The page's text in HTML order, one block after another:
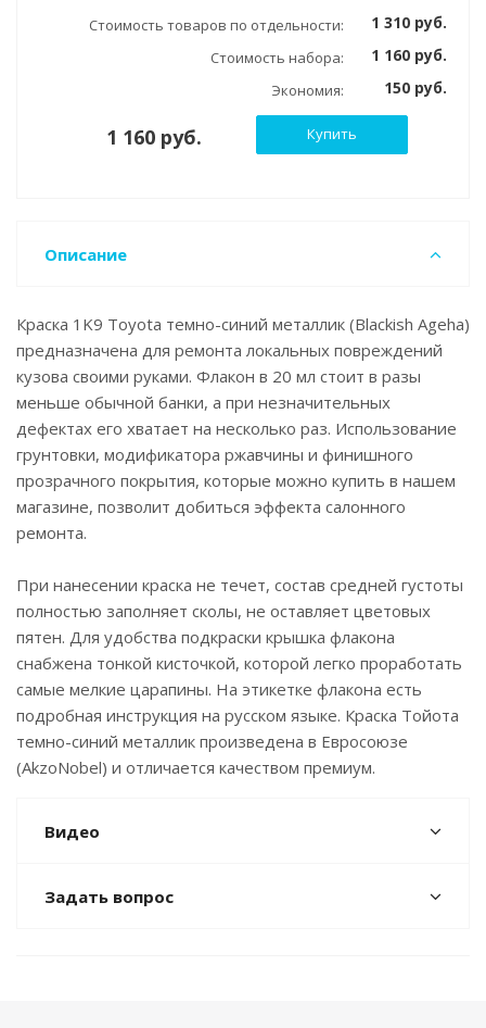
Стоимость товаров по отдельности: 1 310 руб.
Стоимость набора: 1 160 руб.
Экономия: 150 руб.
1 160 руб. Купить
Описание
Краска 1K9 Toyota темно-синий металлик (Blackish Ageha)
предназначена для ремонта локальных повреждений
кузова своими руками. Флакон в 20 мл стоит в разы
меньше обычной банки, а при незначительных
дефектах его хватает на несколько раз. Использование
грунтовки, модификатора ржавчины и финишного
прозрачного покрытия, которые можно купить в нашем
магазине, позволит добиться эффекта салонного
ремонта.
При нанесении краска не течет, состав средней густоты
полностью заполняет сколы, не оставляет цветовых
пятен. Для удобства подкраски крышка флакона
снабжена тонкой кисточкой, которой легко проработать
самые мелкие царапины. На этикетке флакона есть
подробная инструкция на русском языке. Краска Тойота
темно-синий металлик произведена в Евросоюзе
(AkzoNobel) и отличается качеством премиум.
Видео
Задать вопрос